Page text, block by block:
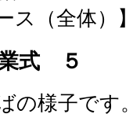
ス（全体）
式 ５
の様子です